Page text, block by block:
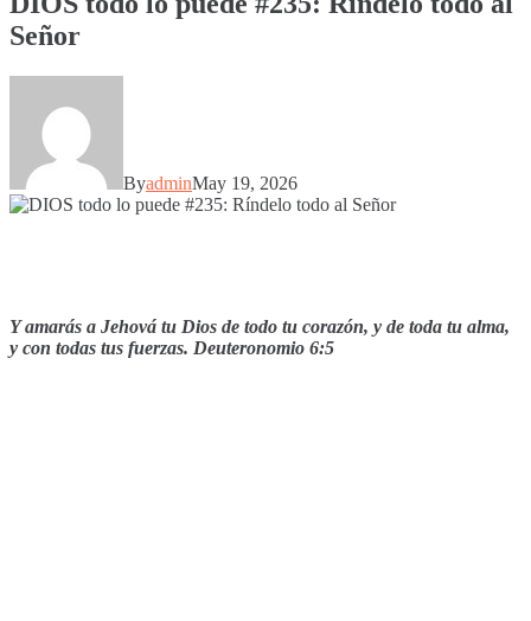
Señor
ByadminMay 19, 2026
Y amarás a Jehová tu Dios de todo tu corazón, y de toda tu alma,
y con todas tus fuerzas. Deuteronomio 6:5